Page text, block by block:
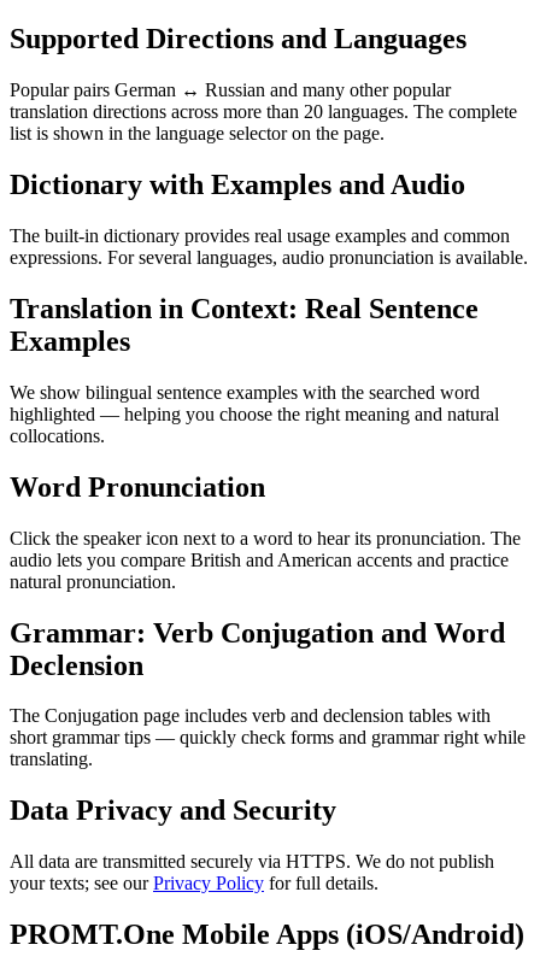
Supported Directions and Languages
Popular pairs German ↔ Russian and many other popular
translation directions across more than 20 languages. The complete
list is shown in the language selector on the page.
Dictionary with Examples and Audio
The built-in dictionary provides real usage examples and common
expressions. For several languages, audio pronunciation is available.
Translation in Context: Real Sentence
Examples
We show bilingual sentence examples with the searched word
highlighted — helping you choose the right meaning and natural
collocations.
Word Pronunciation
Click the speaker icon next to a word to hear its pronunciation. The
audio lets you compare British and American accents and practice
natural pronunciation.
Grammar: Verb Conjugation and Word
Declension
The Conjugation page includes verb and declension tables with
short grammar tips — quickly check forms and grammar right while
translating.
Data Privacy and Security
All data are transmitted securely via HTTPS. We do not publish
your texts; see ourPrivacy Policy for full details.
PROMT.One Mobile Apps (iOS/Android)